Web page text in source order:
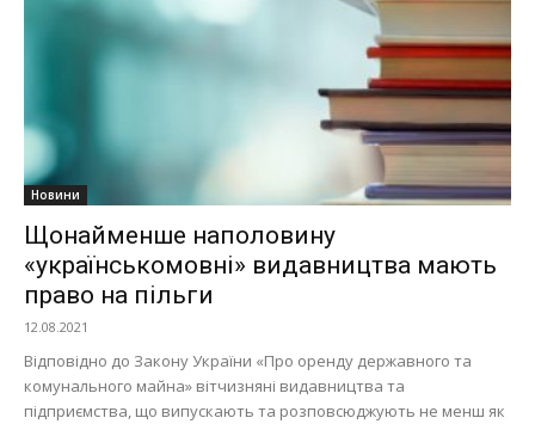
Новини
Щонайменше наполовину
«українськомовні» видавництва мають
право на пільги
12.08.2021
Відповідно до Закону України «Про оренду державного та
комунального майна» вітчизняні видавництва та
підприємства, що випускають та розповсюджують не менш як